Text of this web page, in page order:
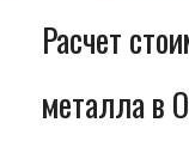
Расчет
металла в